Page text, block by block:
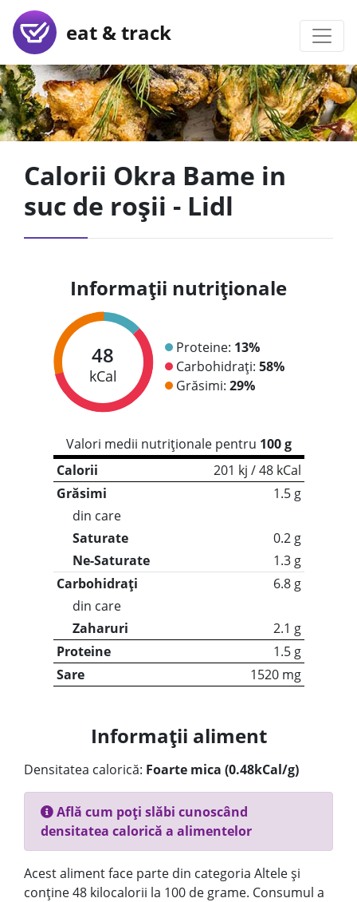
eat & track
Calorii Okra Bame in
suc de roșii - Lidl
Informații nutriționale
48
kCal
Proteine: 13%
Carbohidrați: 58%
Grăsimi: 29%
Valori medii nutriționale pentru 100 g
Calorii
201 kj / 48 kCal
Grăsimi
1.5 g
din care
Saturate
0.2 g
Ne-Saturate
1.3 g
Carbohidrați
6.8 g
din care
Zaharuri
2.1 g
Proteine
1.5 g
Sare
1520 mg
Informații aliment
Densitatea calorică: Foarte mica (0.48kCal/g)
Află cum poți slăbi cunoscând
densitatea calorică a alimentelor
Acest aliment face parte din categoria Altele și
conține 48 kilocalorii la 100 de grame. Consumul a